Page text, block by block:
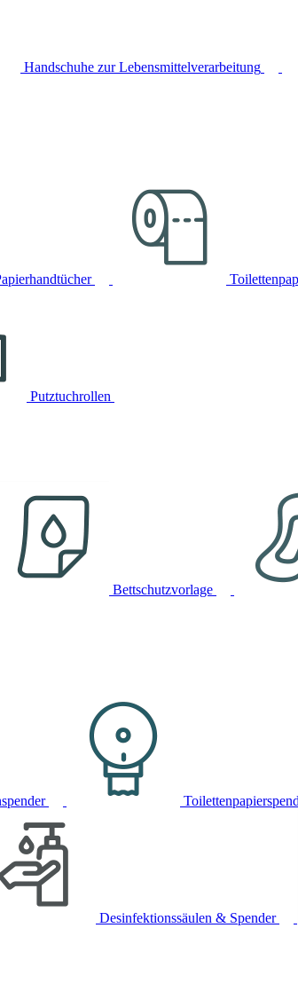
Handschuhe zur Lebensmittelverarbeitung
Putztuchrollen
Bettschutzvorlage
Desinfektionssäulen & Spender